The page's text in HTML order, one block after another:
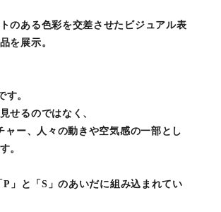
のある色彩を交差させたビジュアル表
を展示。
。
せるのではなく、
ー、人々の動きや空気感の一部とし
。
」と「S」のあいだに組み込まれてい